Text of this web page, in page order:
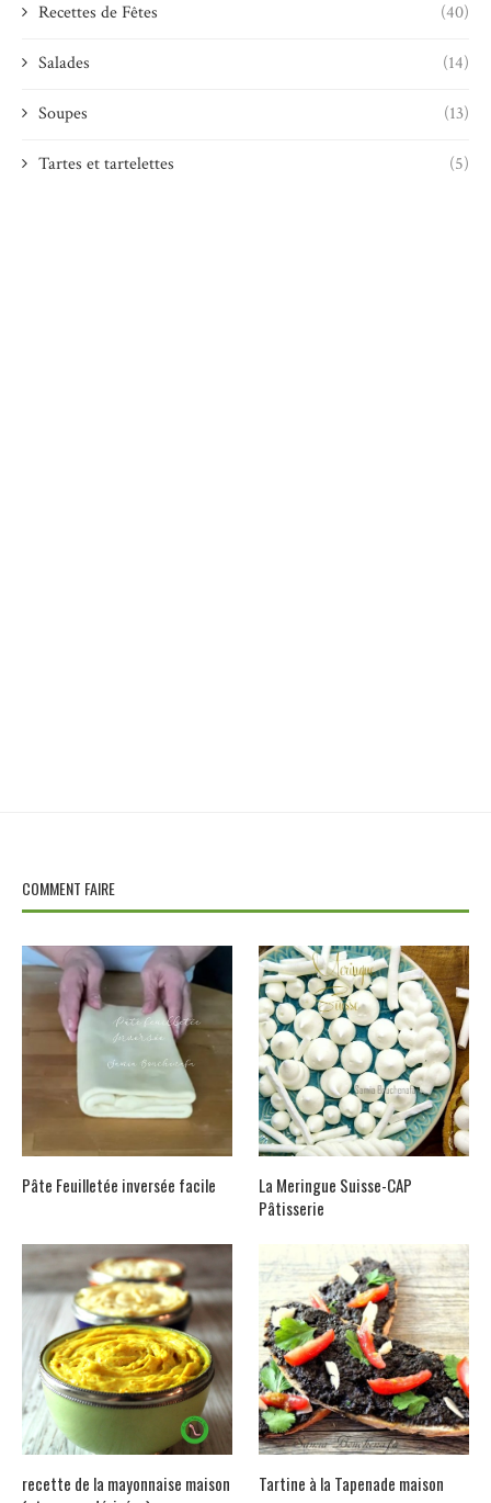
Recettes de Fêtes (40)
Salades (14)
Soupes (13)
Tartes et tartelettes (5)
COMMENT FAIRE
Pâte Feuilletée inversée facile
La Meringue Suisse-CAP
Pâtisserie
recette de la mayonnaise maison
Tartine à la Tapenade maison